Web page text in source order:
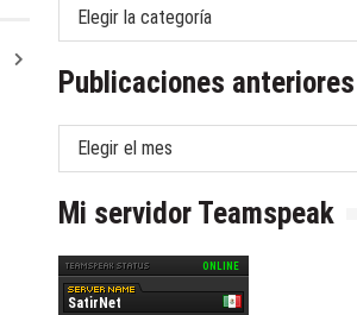
Mis
temas
Publicaciones anteriores
Publicaciones
anteriores
Mi servidor Teamspeak